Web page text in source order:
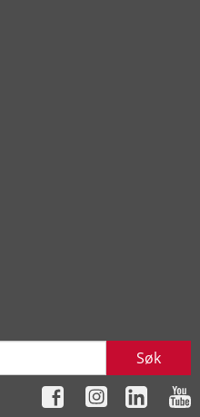
Søk